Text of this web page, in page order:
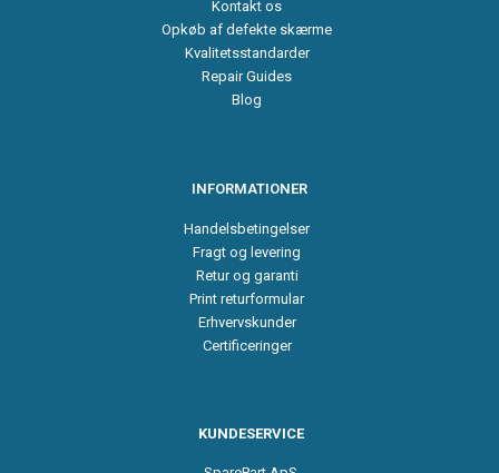
Kontakt os
Opkøb af defekte skærme
Kvalitetsstandarder
Repair Guides
Blog
INFORMATIONER
Handelsbetingelser
Fragt og levering
Retur og garanti
Print returformular
Erhvervskunder
Certificeringer
KUNDESERVICE